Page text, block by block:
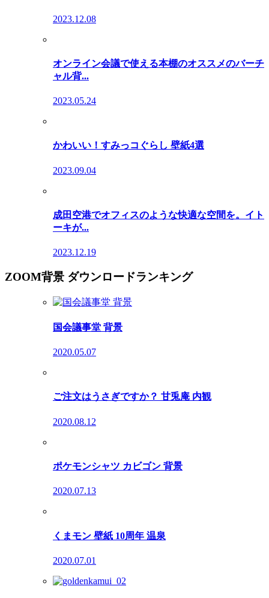
2023.12.08
オンライン会議で使える本棚のオススメのバーチ
ャル背...
2023.05.24
かわいい！すみっコぐらし 壁紙4選
2023.09.04
成田空港でオフィスのような快適な空間を。イト
ーキが...
2023.12.19
ZOOM背景 ダウンロードランキング
国会議事堂 背景
2020.05.07
ご注文はうさぎですか？ 甘兎庵 内観
2020.08.12
ポケモンシャツ カビゴン 背景
2020.07.13
くまモン 壁紙 10周年 温泉
2020.07.01